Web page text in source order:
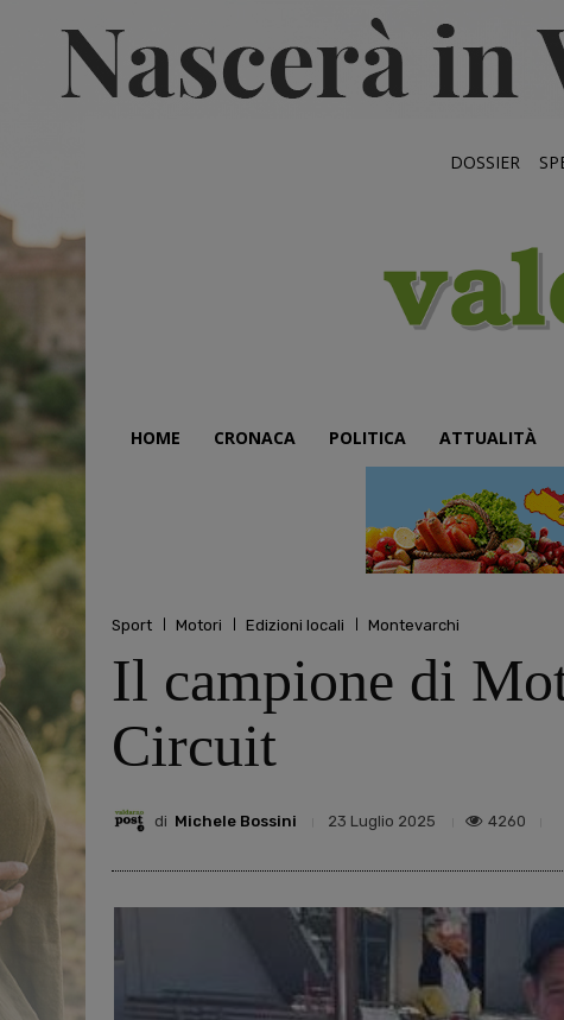
DOSSIER
HOME CRONACA POLITICA ATTUALITÀ
Sport Motori Edizioni locali Montevarchi
Il campione di
Circuit
di Michele Bossini 23 Luglio 2025 4260